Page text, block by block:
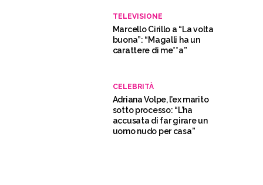
TELEVISIONE
Marcello Cirillo a “La volta
buona”: “Magalli ha un
carattere di me**a”
CELEBRITÀ
Adriana Volpe, l’ex marito
sotto processo: “L’ha
accusata di far girare un
uomo nudo per casa”